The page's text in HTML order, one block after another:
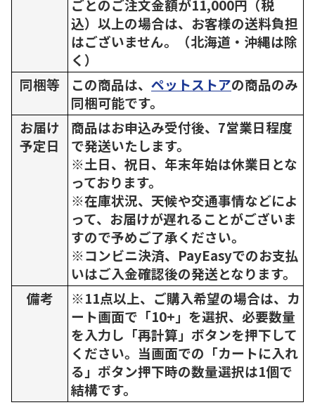
ごとのご注文金額が11,000円（税
込）以上の場合は、お客様の送料負担
はございません。（北海道・沖縄は除
く）
同梱等
この商品は、 ペットストアの商品のみ
同梱可能です。
お届け
予定日
商品はお申込み受付後、7営業日程度
で発送いたします。
※土日、祝日、年末年始は休業日とな
っております。
※在庫状況、天候や交通事情などによ
って、お届けが遅れることがございま
すので予めご了承ください。
※コンビニ決済、PayEasyでのお支払
いはご入金確認後の発送となります。
備考
※11点以上、ご購入希望の場合は、カ
ート画面で「10+」を選択、必要数量
を入力し「再計算」ボタンを押下して
ください。当画面での「カートに入れ
る」ボタン押下時の数量選択は1個で
結構です。